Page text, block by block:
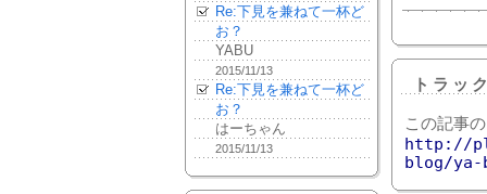
Re:下見を兼ねて一杯ど
お？
YABU
2015/11/13
Re:下見を兼ねて一杯ど
お？
はーちゃん
2015/11/13
トラッ
この記事
http://
blog/ya-